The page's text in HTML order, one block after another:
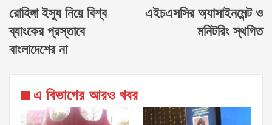
রোহিঙ্গা ইস্যু নিয়ে বিশ্ব
ব্যাংকের প্রস্তাবে
বাংলাদেশের ‌না
এইচএসসির অ্যাসাইনমেন্ট ও
মনিটরিং স্থগিত
এ বিভাগের আরও খবর